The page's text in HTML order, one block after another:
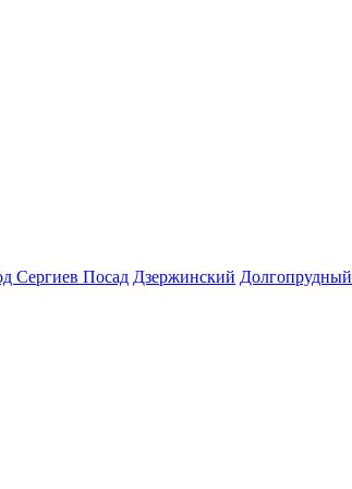
Сергиев Посад Дзержинский Долгопрудный